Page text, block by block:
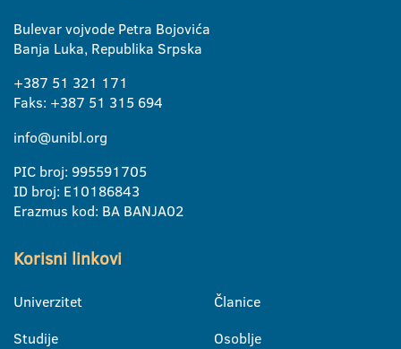
Bulevar vojvode Petra Bojovića
Banja Luka, Republika Srpska
+387 51 321 171
Faks: +387 51 315 694
info@unibl.org
PIC broj: 995591705
ID broj: E10186843
Erazmus kod: BA BANJA02
Korisni linkovi
Univerzitet
Studije
Članice
Osoblje